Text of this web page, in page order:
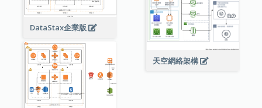
DataStax企業版
天空網絡架構